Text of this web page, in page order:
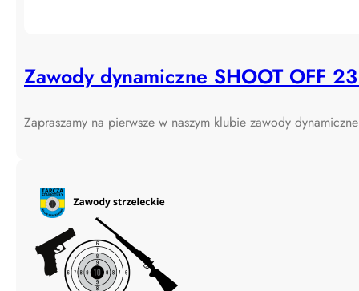
Zawody dynamiczne SHOOT OFF
Zapraszamy na pierwsze w naszym klubie zawody